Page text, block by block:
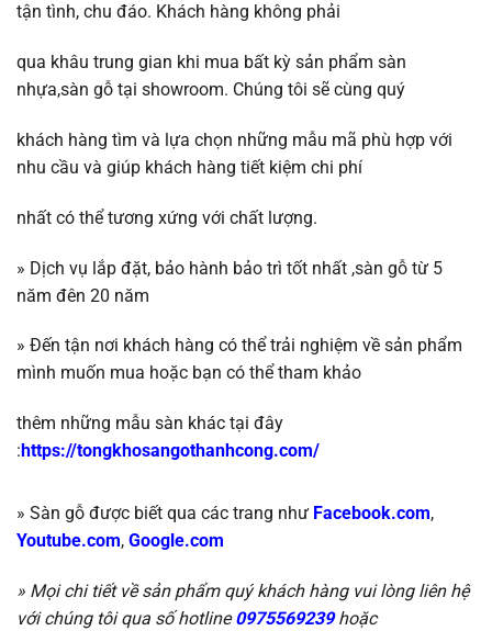
tận tình, chu đáo. Khách hàng không phải
qua khâu trung gian khi mua bất kỳ sản phẩm sàn
nhựa,sàn gỗ tại showroom. Chúng tôi sẽ cùng quý
khách hàng tìm và lựa chọn những mẫu mã phù hợp với
nhu cầu và giúp khách hàng tiết kiệm chi phí
nhất có thể tương xứng với chất lượng.
» Dịch vụ lắp đặt, bảo hành bảo trì tốt nhất ,sàn gỗ từ 5
năm đên 20 năm
» Đến tận nơi khách hàng có thể trải nghiệm về sản phẩm
mình muốn mua hoặc bạn có thể tham khảo
thêm những mẫu sàn khác tại đây
: https://tongkhosangothanhcong.com/
» Sàn gỗ được biết qua các trang như Facebook.com,
Youtube.com, Google.com
» Mọi chi tiết về sản phẩm quý khách hàng vui lòng liên hệ
với chúng tôi qua số hotline0975569239hoặc